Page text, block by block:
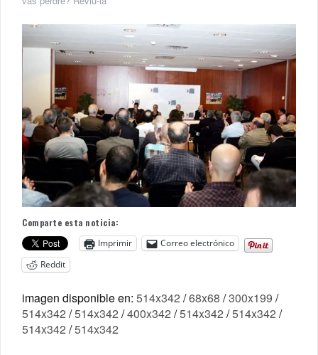
Comparte esta noticia:
Imprimir
Correo electrónico
Reddit
imagen disponible en: 514x342 /68x68 /300x199 /
514x342 /514x342 /400x342 /514x342 /514x342 /
514x342 /514x342